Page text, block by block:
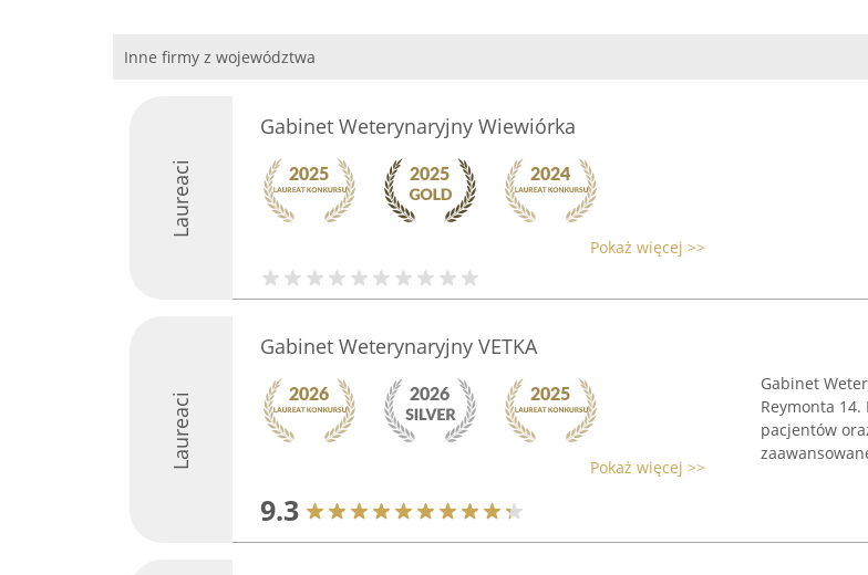
Inne firmy z województwa
Laureaci
Gabinet Weterynaryjny Wiewiórka
Pokaż więcej >>
Laureaci
Gabinet Weterynaryjny VETKA
Pokaż więcej >>
9.3
Gabinet
Reymonta
pacjentów